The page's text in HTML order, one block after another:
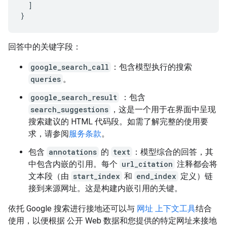
]
}
回答中的关键字段：
google_search_call
：包含模型执行的搜索
queries 。
google_search_result
：包含
search_suggestions ，这是一个用于在界面中呈现
搜索建议的 HTML 代码段。如需了解完整的使用要
求，请参阅服务条款。
包含 annotations 的 text
：模型综合的回答，其
中包含内嵌的引用。每个 url_citation 注释都会将
文本段（由 start_index 和 end_index 定义）链
接到来源网址。这是构建内嵌引用的关键。
依托 Google 搜索进行接地还可以与 网址 上下文工具结合
使用，以便根据 公开 Web 数据和您提供的特定网址来接地